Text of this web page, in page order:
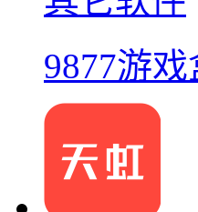
9877游戏